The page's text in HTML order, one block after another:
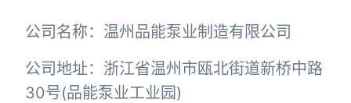
公司名称：温州品能泵业制造有限公司
公司地址：浙江省温州市瓯北街道新桥中路
30号(品能泵业工业园)